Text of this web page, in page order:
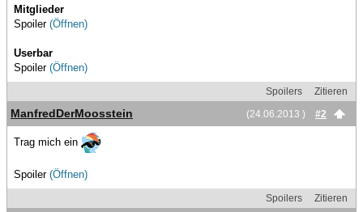
Mitglieder
Spoiler (Öffnen)
Userbar
Spoiler (Öffnen)
Spoilers
Zitieren
(24.06.2013 )
#2
ManfredDerMoosstein
Trag mich ein
Spoiler (Öffnen)
Spoilers
Zitieren